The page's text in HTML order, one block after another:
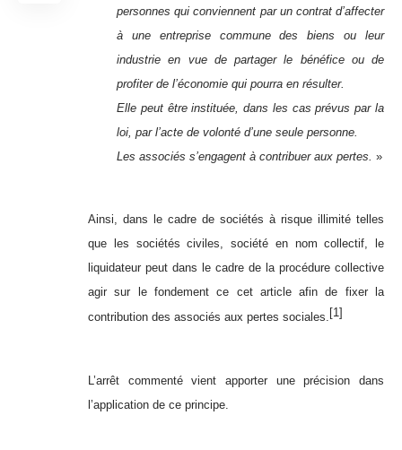
personnes qui conviennent par un contrat d’affecter
à une entreprise commune des biens ou leur
industrie en vue de partager le bénéfice ou de
profiter de l’économie qui pourra en résulter.
Elle peut être instituée, dans les cas prévus par la
loi, par l’acte de volonté d’une seule personne.
Les associés s’engagent à contribuer aux pertes. »
Ainsi, dans le cadre de sociétés à risque illimité telles
que les sociétés civiles, société en nom collectif, le
liquidateur peut dans le cadre de la procédure collective
agir sur le fondement ce cet article afin de fixer la
contribution des associés aux pertes sociales. [1]
L’arrêt commenté vient apporter une précision dans
l’application de ce principe.